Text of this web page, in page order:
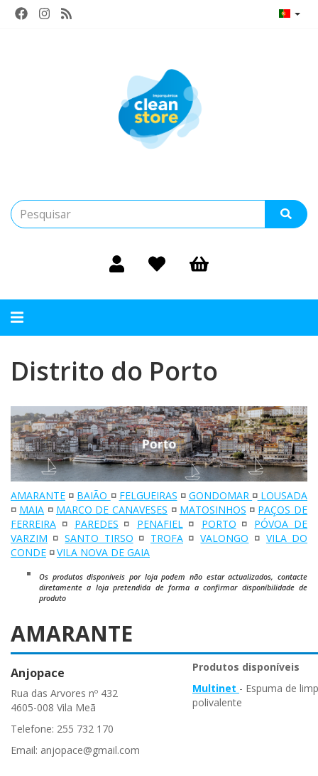
Alternar
Distrito do Porto
AMARANTE ◽ BAIÃO ◽ FELGUEIRAS ◽ GONDOMAR ◽LOUSADA
◽ MAIA ◽ MARCO DE CANAVESES ◽ MATOSINHOS ◽ PAÇOS DE
FERREIRA ◽ PAREDES ◽ PENAFIEL◽ PORTO ◽ PÓVOA DE
VARZIM ◽SANTO TIRSO ◽ TROFA ◽VALONGO ◽ VILA DO
CONDE ◽VILA NOVA DE GAIA
Os produtos disponíveis por loja podem não estar actualizados, contacte
diretamente a loja pretendida de forma a confirmar disponíbilidade de
produto
AMARANTE
Anjopace
Rua das Arvores nº 432
4605-008 Vila Meã
Telefone: 255 732 170
Email: anjopace@gmail.com
Produtos disponíveis
Multinet - Espuma de
polivalente